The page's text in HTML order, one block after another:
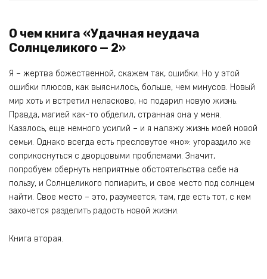
О чем книга «Удачная неудача
Солнцеликого — 2»
Я – жертва божественной, скажем так, ошибки. Но у этой
ошибки плюсов, как выяснилось, больше, чем минусов. Новый
мир хоть и встретил неласково, но подарил новую жизнь.
Правда, магией как-то обделил, странная она у меня.
Казалось, еще немного усилий – и я налажу жизнь моей новой
семьи. Однако всегда есть пресловутое «но»: угораздило же
соприкоснуться с дворцовыми проблемами. Значит,
попробуем обернуть неприятные обстоятельства себе на
пользу, и Солнцеликого попиарить, и свое место под солнцем
найти. Свое место – это, разумеется, там, где есть тот, с кем
захочется разделить радость новой жизни.
Книга вторая.